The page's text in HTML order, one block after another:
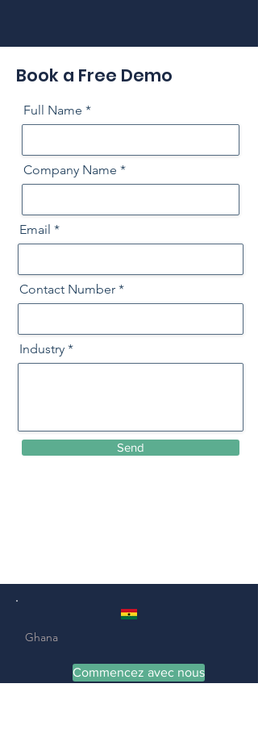
Book a Free Demo
Full Name
Company Name
Email
Contact Number
Industry
Send
Ghana
Commencez avec nous